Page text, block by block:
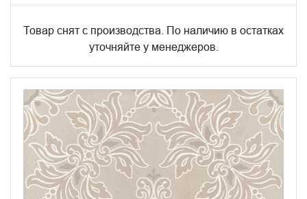
Товар снят с производства. По наличию в остатках
уточняйте у менеджеров.